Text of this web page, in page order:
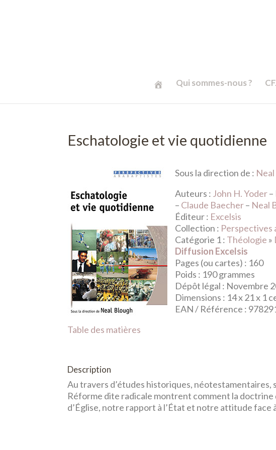
Qui sommes-nous ?
Eschatologie et vie quotidienne
Sous la direction de :
Auteurs : John H. Yoder–
– Claude Baecher– Neal
Éditeur : Excelsis
Collection : Perspectives
Catégorie 1 : Théologie »
Diffusion Excelsis
Pages (ou cartes) : 160
Poids : 190 grammes
Dépôt légal : Novembre
Dimensions : 14 x 21 x 1
EAN / Référence :
Table des matières
Description
Au travers d’études historiques,
Réforme dite radicale montrent comment la
d’Église, notre rapport à l’État et notre attitude face